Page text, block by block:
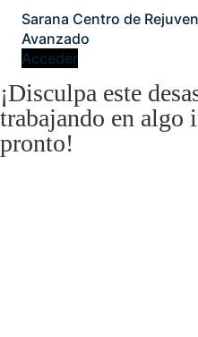
Sarana Centro de
Avanzado
Acceder
¡Disculpa este
trabajando en algo
pronto!